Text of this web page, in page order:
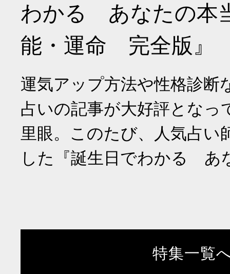
わかる あなたの本
能・運命 完全版』
運気アップ方法や性格診断
占いの記事が大好評となっ
里眼。このたび、人気占い
した『誕生日でわかる あ
特集一覧